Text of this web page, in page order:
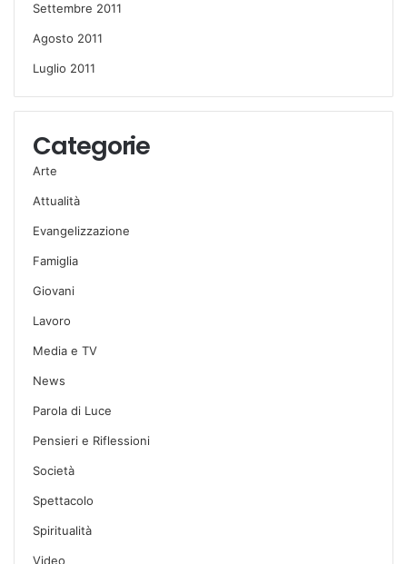
Settembre 2011
Agosto 2011
Luglio 2011
Categorie
Arte
Attualità
Evangelizzazione
Famiglia
Giovani
Lavoro
Media e TV
News
Parola di Luce
Pensieri e Riflessioni
Società
Spettacolo
Spiritualità
Video